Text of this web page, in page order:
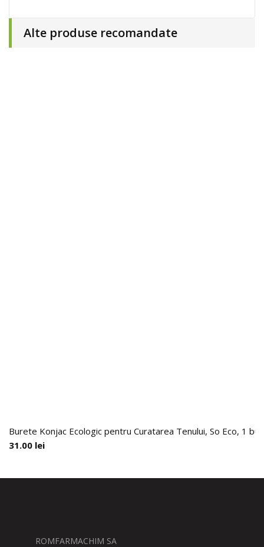
Alte produse recomandate
Burete Konjac Ecologic pentru Curatarea Tenului, So Eco, 1
31.00 lei
ROMFARMACHIM SA